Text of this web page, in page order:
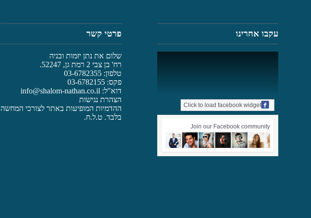
עקבו אחרינו
Click to load facebook widget
Join our Facebook community
פרטי קשר
שלום את נתן יזמות ובניה
רח' בן צבי 2 רמת גן, 52247.
טלפון: 03-6782355
פקס: 03-6782155
דוא"ל: info@shalom-nathan.co.il
הצהרת נגישות
ההדמיות המופיעות באתר לצורכי המחשה
בלבד. ט.ל.ח.